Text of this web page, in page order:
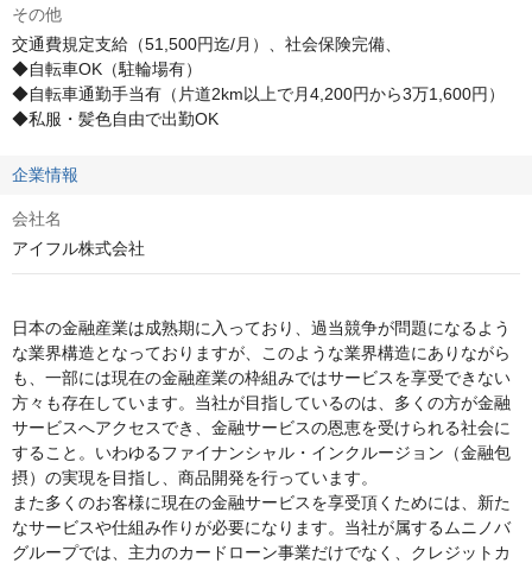
その他
交通費規定支給（51,500円迄/月）、社会保険完備、
◆自転車OK（駐輪場有）
◆自転車通勤手当有（片道2km以上で月4,200円から3万1,600円）
◆私服・髪色自由で出勤OK
企業情報
会社名
アイフル株式会社
日本の金融産業は成熟期に入っており、過当競争が問題になるよう
な業界構造となっておりますが、このような業界構造にありながら
も、一部には現在の金融産業の枠組みではサービスを享受できない
方々も存在しています。当社が目指しているのは、多くの方が金融
サービスへアクセスでき、金融サービスの恩恵を受けられる社会に
すること。いわゆるファイナンシャル・インクルージョン（金融包
摂）の実現を目指し、商品開発を行っています。
また多くのお客様に現在の金融サービスを享受頂くためには、新た
なサービスや仕組み作りが必要になります。当社が属するムニノバ
グループでは、主力のカードローン事業だけでなく、クレジットカ